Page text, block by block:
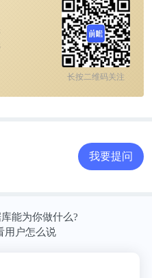
长按二维码关注
我要提问
能为你做什么?
用户怎么说